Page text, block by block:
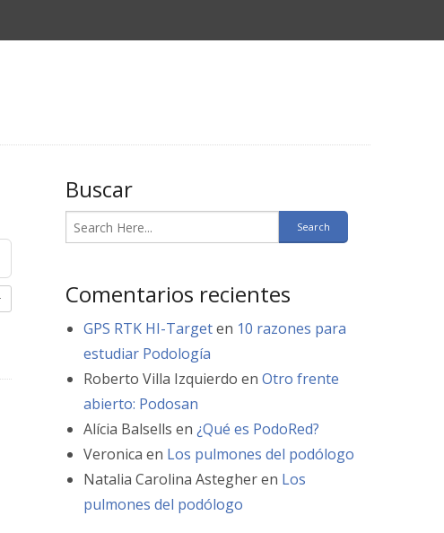
Buscar
Comentarios recientes
GPS RTK HI-Targeten 10 razones para
estudiar Podología
Roberto Villa Izquierdo enOtro frente
abierto: Podosan
Alícia Balsells en¿Qué es PodoRed?
Veronica en Los pulmones del podólogo
Natalia Carolina Astegheren Los
pulmones del podólogo